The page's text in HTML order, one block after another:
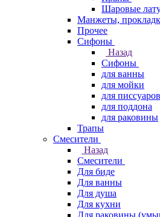
Шаровые
Манжеты,
Прочее
Сифоны
Назад
Сифоны
для ванны
для мойки
для писсуаров
для поддона
для раковины
Трапы
Смесители
Назад
Смесители
Для биде
Для ванны
Для душа
Для кухни
Для раковины